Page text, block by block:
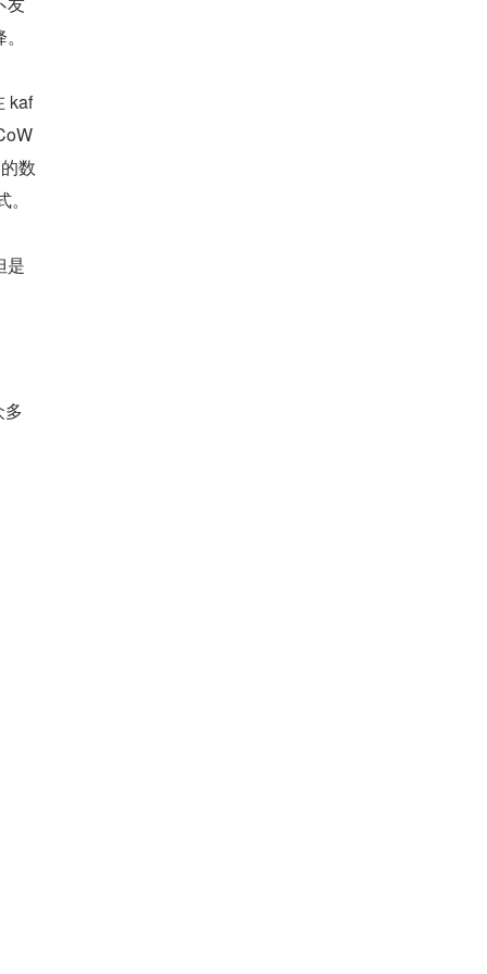
kaf
数
是
多